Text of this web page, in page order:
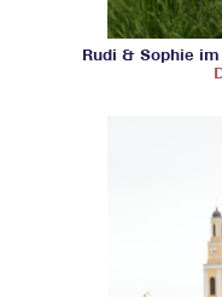
Rudi & Sophie